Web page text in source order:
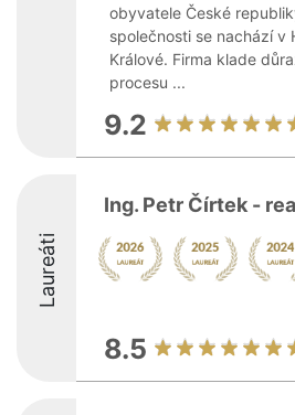
obyvatele České
společnosti se nachází v
Králové. Firma klade
procesu ...
9.2
Laureáti
Ing. Petr Čírtek -
8.5